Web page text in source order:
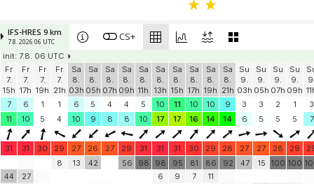
IFS-HRES 9 km
7.8. 2026 06 UTC CS+
init: 7.8. 06 UTC
Fr
7.
15h
Fr
7.
17h
Fr
7.
19h
Fr
7.
21h
Sa
8.
03h
Sa
8.
05h
Sa
8.
07h
Sa
8.
09h
Sa
8.
11h
Sa
8.
13h
Sa
8.
15h
Sa
8.
17h
Sa
8.
19h
Sa
8.
21h
Su
9.
03h
Su
9.
05h
Su
9.
07h
Su
9.
09h
7
6 1 1 6 5 4 4 5 10 11 10 10 9 3 3 2 1
3
11
10 5 4 10 9 8 8 10 17 17 16 14 14 6 5 5 5 7
31 31 30 29 27 26 27 29 31 31 31 30 29 28 27 27 28 29
44
27
8 13 42 56 98
98
6
95
9
81
7
86
11
92 47 15 100 100